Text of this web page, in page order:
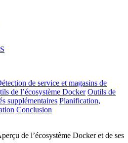
de service et magasins de
de l’écosystème Docker Outils de
supplémentaires Planification,
Conclusion
de l’écosystème Docker et de ses